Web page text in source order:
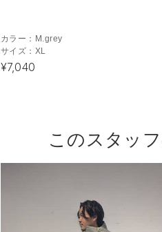
カラー： M.grey
サイズ： XL
¥7,040
このスタッ